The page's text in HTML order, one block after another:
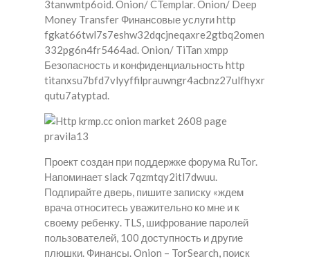
3tanwmtp6oid. Onion/ CTemplar. Onion/ Deep
Money Transfer Финансовые услуги http
fgkat66twl7s7eshw32dqcjneqaxre2gtbq2omen
332pg6n4fr5464ad. Onion/ TiTan xmpp
Безопасность и конфиденциальность http
titanxsu7bfd7vlyyffilprauwngr4acbnz27ulfhyxr
qutu7atyptad.
Проект создан при поддержке форума RuTor.
Напоминает slack 7qzmtqy2itl7dwuu.
Подпирайте дверь, пишите записку «ждем
врача относитесь уважительно ко мне и к
своему ребенку. TLS, шифрование паролей
пользователей, 100 доступность и другие
плюшки. Финансы. Onion – TorSearch, поиск